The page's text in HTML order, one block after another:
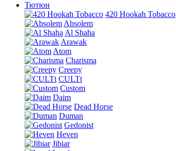
Тютюн
420 Hookah Tobacco
Absolem
Al Shaha
Arawak
Atom
Charisma
Creepy
CULTt
Custom
Daim
Dead Horse
Duman
Gedonist
Heven
Jibiar